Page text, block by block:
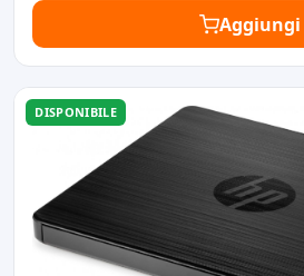
Aggiungi
DISPONIBILE